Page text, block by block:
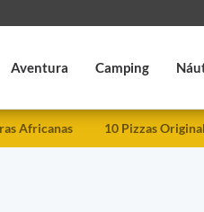
Aventura Camping
Africanas 10 Pizzas